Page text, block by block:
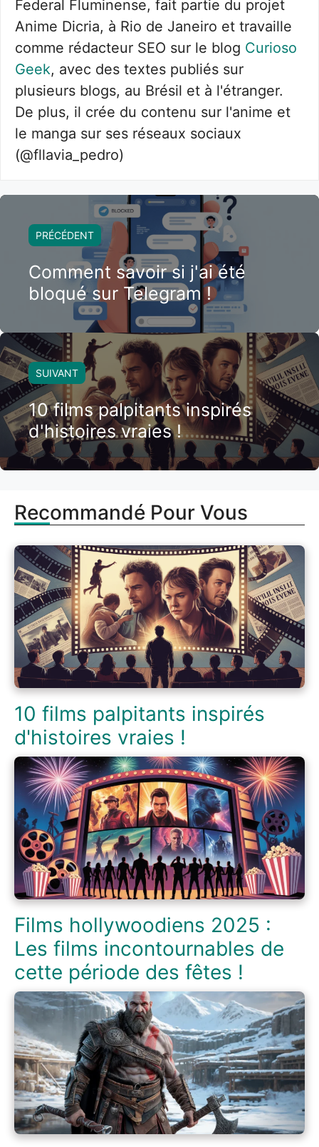
Federal Fluminense, fait partie du projet
Anime Dicria, à Rio de Janeiro et travaille
comme rédacteur SEO sur le blog Curioso
Geek, avec des textes publiés sur
plusieurs blogs, au Brésil et à l'étranger.
De plus, il crée du contenu sur l'anime et
le manga sur ses réseaux sociaux
(@fllavia_pedro)
PRÉCÉDENT
Comment savoir si j'ai été
bloqué sur Telegram !
SUIVANT
10 films palpitants inspirés
d'histoires vraies !
Recommandé Pour Vous
10 films palpitants inspirés
d'histoires vraies !
Films hollywoodiens 2025 :
Les films incontournables de
cette période des fêtes !